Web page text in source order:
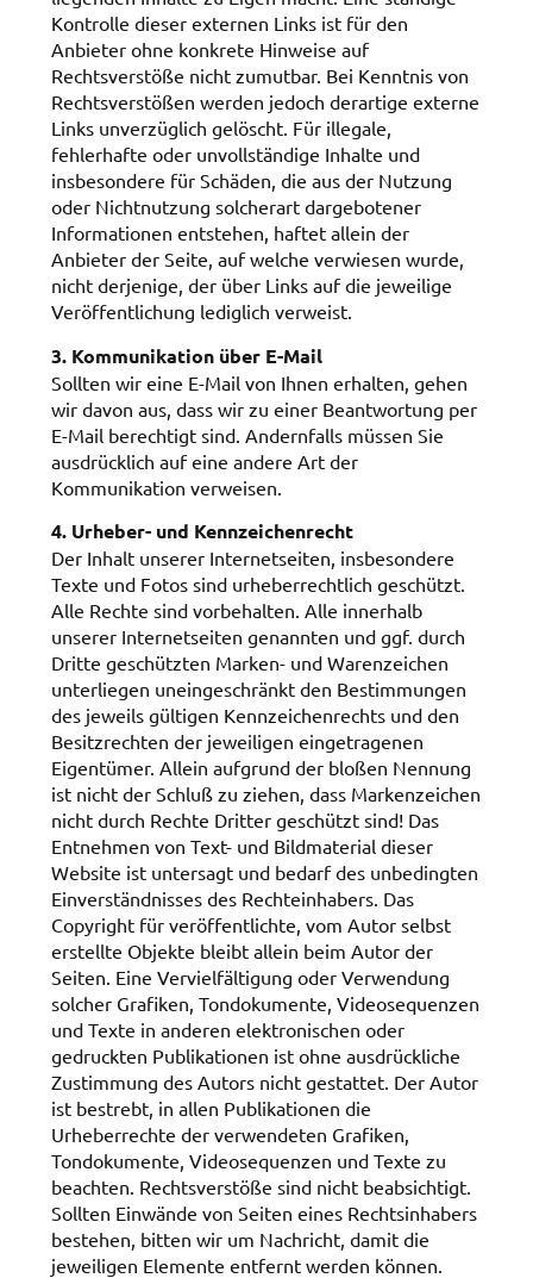
Kontrolle dieser externen Links ist für den
Anbieter ohne konkrete Hinweise auf
Rechtsverstöße nicht zumutbar. Bei Kenntnis von
Rechtsverstößen werden jedoch derartige externe
Links unverzüglich gelöscht. Für illegale,
fehlerhafte oder unvollständige Inhalte und
insbesondere für Schäden, die aus der Nutzung
oder Nichtnutzung solcherart dargebotener
Informationen entstehen, haftet allein der
Anbieter der Seite, auf welche verwiesen wurde,
nicht derjenige, der über Links auf die jeweilige
Veröffentlichung lediglich verweist.
3. Kommunikation über E-Mail
Sollten wir eine E-Mail von Ihnen erhalten, gehen
wir davon aus, dass wir zu einer Beantwortung per
E-Mail berechtigt sind. Andernfalls müssen Sie
ausdrücklich auf eine andere Art der
Kommunikation verweisen.
4. Urheber- und Kennzeichenrecht
Der Inhalt unserer Internetseiten, insbesondere
Texte und Fotos sind urheberrechtlich geschützt.
Alle Rechte sind vorbehalten. Alle innerhalb
unserer Internetseiten genannten und ggf. durch
Dritte geschützten Marken- und Warenzeichen
unterliegen uneingeschränkt den Bestimmungen
des jeweils gültigen Kennzeichenrechts und den
Besitzrechten der jeweiligen eingetragenen
Eigentümer. Allein aufgrund der bloßen Nennung
ist nicht der Schluß zu ziehen, dass Markenzeichen
nicht durch Rechte Dritter geschützt sind! Das
Entnehmen von Text- und Bildmaterial dieser
Website ist untersagt und bedarf des unbedingten
Einverständnisses des Rechteinhabers. Das
Copyright für veröffentlichte, vom Autor selbst
erstellte Objekte bleibt allein beim Autor der
Seiten. Eine Vervielfältigung oder Verwendung
solcher Grafiken, Tondokumente, Videosequenzen
und Texte in anderen elektronischen oder
gedruckten Publikationen ist ohne ausdrückliche
Zustimmung des Autors nicht gestattet. Der Autor
ist bestrebt, in allen Publikationen die
Urheberrechte der verwendeten Grafiken,
Tondokumente, Videosequenzen und Texte zu
beachten. Rechtsverstöße sind nicht beabsichtigt.
Sollten Einwände von Seiten eines Rechtsinhabers
bestehen, bitten wir um Nachricht, damit die
jeweiligen Elemente entfernt werden können.